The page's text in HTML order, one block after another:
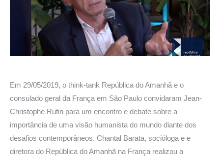
Em 29/05/2019, o think-tank República do Amanhã e o
consulado geral da França em São Paulo convidaram Jean-
Christophe Rufin para um encontro e debate sobre a
importância de uma visão humanista do mundo diante dos
desafios contemporâneos. Chantal Barata, socióloga e e
diretora do República do Amanhã na França realizou a